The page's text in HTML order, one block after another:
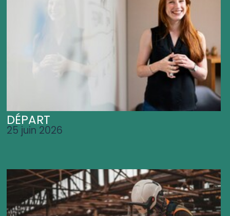
DÉPART
25 juin 2026